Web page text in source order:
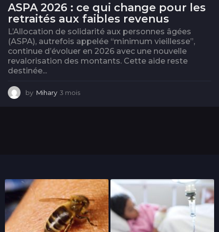
ASPA 2026 : ce qui change pour les
retraités aux faibles revenus
L’Allocation de solidarité aux personnes âgées
(ASPA), autrefois appelée “minimum vieillesse”,
continue d’évoluer en 2026 avec une nouvelle
revalorisation des montants. Cette aide reste
destinée...
by Mihary 3 mois